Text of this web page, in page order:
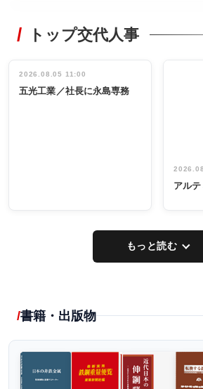
非鉄業界で
インタビュ
ー／社内ア
タックトレー
祝う 業界関
係者ら220人
出席
トップ交代人事
2026.08.05 11:00
五光工業／社長に永島専務
アル
もっと読む
書籍・出版物